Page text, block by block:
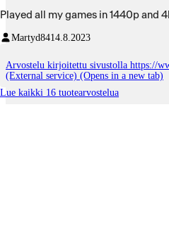
Played all my games in 1440p and
Martyd8414.8.2023
Arvostelu kirjoitettu sivustolla https://
(External service) (Opens in a new tab)
Lue kaikki 16 tuotearvostelua